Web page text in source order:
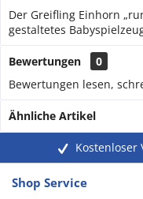
Der Greifling Einhorn
gestaltetes
Bewertungen
0
Bewertungen lesen,
Ähnliche Artikel
Kostenloser
Shop Service